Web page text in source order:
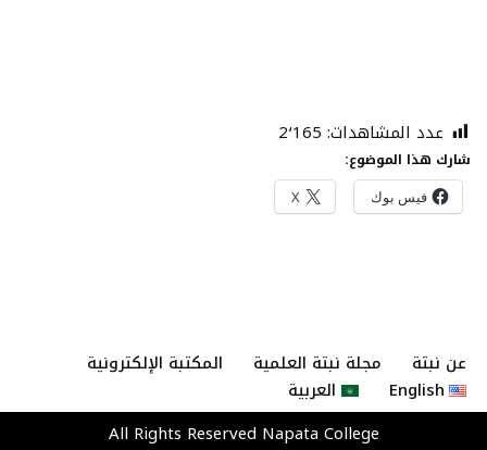
عدد المشاهدات: 2٬165
شارك هذا الموضوع:
فيس بوك X
عن نبتة مجلة نبتة العلمية
المكتبة الإلكترونية
English
العربية
All Rights Reserved Napata College